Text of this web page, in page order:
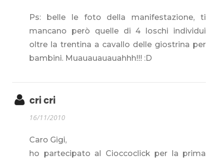
Ps: belle le foto della manifestazione, ti
mancano però quelle di 4 loschi individui
oltre la trentina a cavallo delle giostrina per
bambini. Muauauauauahhh!!! :D
cri cri
16/11/2010
Caro Gigi,
ho partecipato al Cioccoclick per la prima